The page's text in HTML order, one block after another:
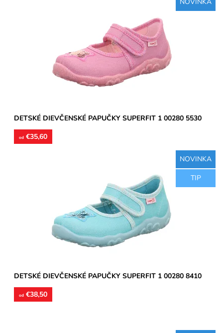
Dievčenské papučky, materiál textil, perforované podrážky
prevzdušnia chodidlo, model detskej obuvi je vhodný pre...
Superfit
2 roky
DETSKÉ DIEVČENSKÉ PAPUČKY SUPERFIT 1 00280 5530
od €35,60
NOVINKA
TIP
Dievčenské papučky, materiál textil, perforované podrážky
prevzdušnia chodidlo, model detskej obuvi je vhodný pre...
Superfit
2 roky
DETSKÉ DIEVČENSKÉ PAPUČKY SUPERFIT 1 00280 8410
od €38,50